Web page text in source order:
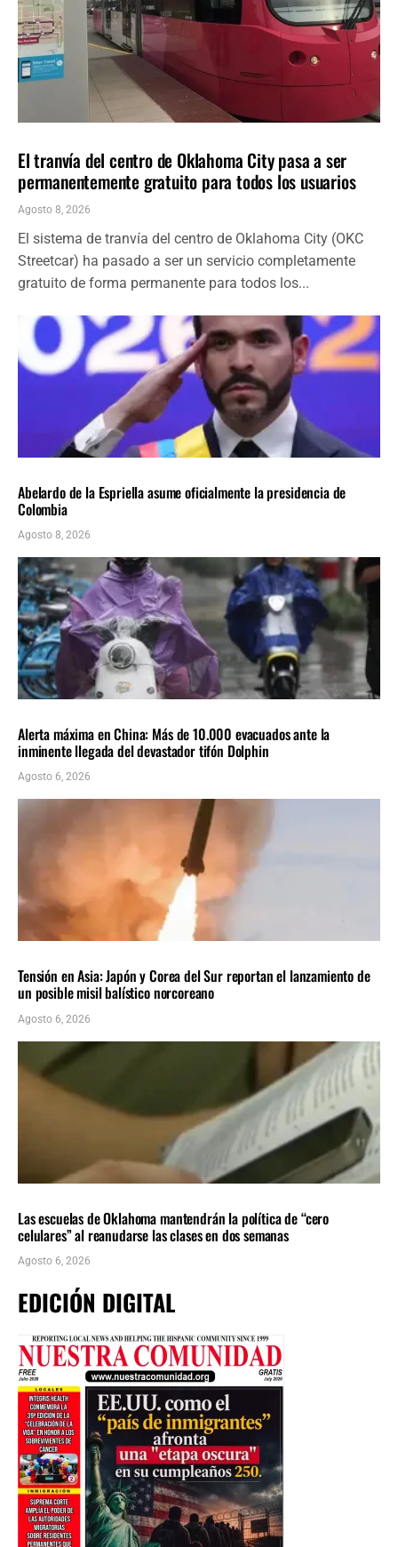
El tranvía del centro de Oklahoma City pasa a ser
permanentemente gratuito para todos los usuarios
Agosto 8, 2026
El sistema de tranvía del centro de Oklahoma City (OKC
Streetcar) ha pasado a ser un servicio completamente
gratuito de forma permanente para todos los...
Abelardo de la Espriella asume oficialmente la presidencia de
Colombia
Agosto 8, 2026
Alerta máxima en China: Más de 10.000 evacuados ante la
inminente llegada del devastador tifón Dolphin
Agosto 6, 2026
Tensión en Asia: Japón y Corea del Sur reportan el lanzamiento de
un posible misil balístico norcoreano
Agosto 6, 2026
Las escuelas de Oklahoma mantendrán la política de “cero
celulares” al reanudarse las clases en dos semanas
Agosto 6, 2026
EDICIÓN DIGITAL